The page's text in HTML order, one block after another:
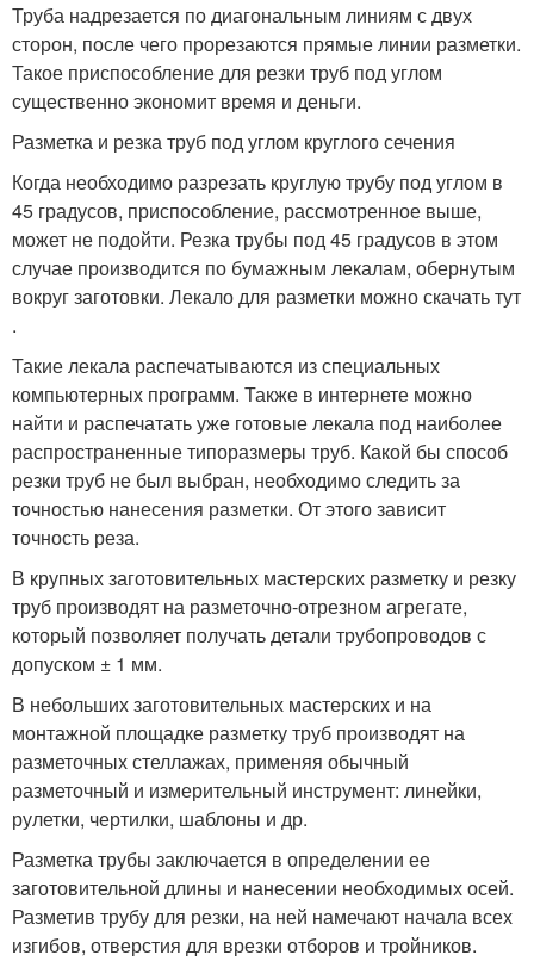
Труба надрезается по диагональным линиям с двух
сторон, после чего прорезаются прямые линии разметки.
Такое приспособление для резки труб под углом
существенно экономит время и деньги.
Разметка и резка труб под углом круглого сечения
Когда необходимо разрезать круглую трубу под углом в
45 градусов, приспособление, рассмотренное выше,
может не подойти. Резка трубы под 45 градусов в этом
случае производится по бумажным лекалам, обернутым
вокруг заготовки. Лекало для разметки можно скачать тут
.
Такие лекала распечатываются из специальных
компьютерных программ. Также в интернете можно
найти и распечатать уже готовые лекала под наиболее
распространенные типоразмеры труб. Какой бы способ
резки труб не был выбран, необходимо следить за
точностью нанесения разметки. От этого зависит
точность реза.
В крупных заготовительных мастерских разметку и резку
труб производят на разметочно-отрезном агрегате,
который позволяет получать детали трубопроводов с
допуском ± 1 мм.
В небольших заготовительных мастерских и на
монтажной площадке разметку труб производят на
разметочных стеллажах, применяя обычный
разметочный и измерительный инструмент: линейки,
рулетки, чертилки, шаблоны и др.
Разметка трубы заключается в определении ее
заготовительной длины и нанесении необходимых осей.
Разметив трубу для резки, на ней намечают начала всех
изгибов, отверстия для врезки отборов и тройников.